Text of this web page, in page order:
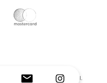
credit-/debitcards,
in onze winkel.